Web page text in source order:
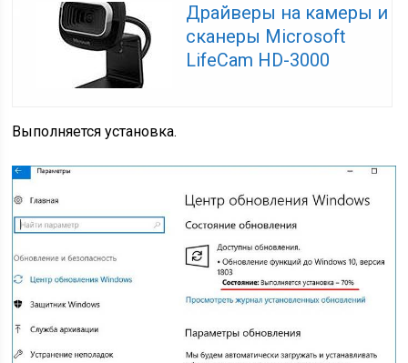
Драйверы на камеры и
сканеры Microsoft
LifeCam HD-3000
Выполняется установка.